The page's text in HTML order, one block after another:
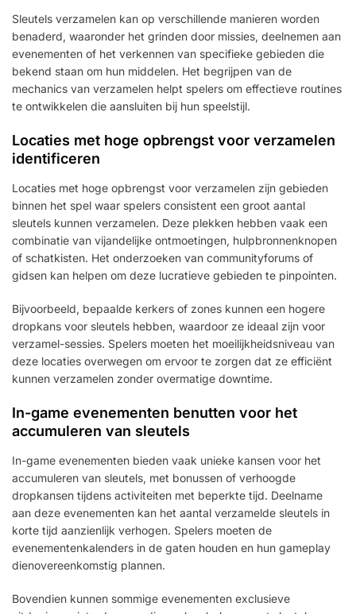
Sleutels verzamelen kan op verschillende manieren worden
benaderd, waaronder het grinden door missies, deelnemen aan
evenementen of het verkennen van specifieke gebieden die
bekend staan om hun middelen. Het begrijpen van de
mechanics van verzamelen helpt spelers om effectieve routines
te ontwikkelen die aansluiten bij hun speelstijl.
Locaties met hoge opbrengst voor verzamelen
identificeren
Locaties met hoge opbrengst voor verzamelen zijn gebieden
binnen het spel waar spelers consistent een groot aantal
sleutels kunnen verzamelen. Deze plekken hebben vaak een
combinatie van vijandelijke ontmoetingen, hulpbronnenknopen
of schatkisten. Het onderzoeken van communityforums of
gidsen kan helpen om deze lucratieve gebieden te pinpointen.
Bijvoorbeeld, bepaalde kerkers of zones kunnen een hogere
dropkans voor sleutels hebben, waardoor ze ideaal zijn voor
verzamel-sessies. Spelers moeten het moeilijkheidsniveau van
deze locaties overwegen om ervoor te zorgen dat ze efficiënt
kunnen verzamelen zonder overmatige downtime.
In-game evenementen benutten voor het
accumuleren van sleutels
In-game evenementen bieden vaak unieke kansen voor het
accumuleren van sleutels, met bonussen of verhoogde
dropkansen tijdens activiteiten met beperkte tijd. Deelname
aan deze evenementen kan het aantal verzamelde sleutels in
korte tijd aanzienlijk verhogen. Spelers moeten de
evenementenkalenders in de gaten houden en hun gameplay
dienovereenkomstig plannen.
Bovendien kunnen sommige evenementen exclusieve